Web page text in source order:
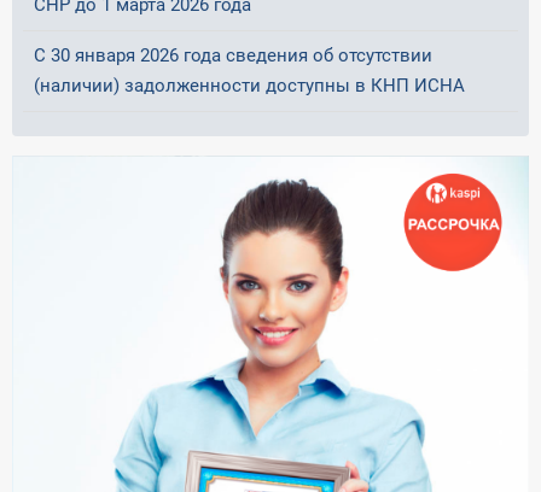
СНР до 1 марта 2026 года
С 30 января 2026 года сведения об отсутствии
(наличии) задолженности доступны в КНП ИСНА